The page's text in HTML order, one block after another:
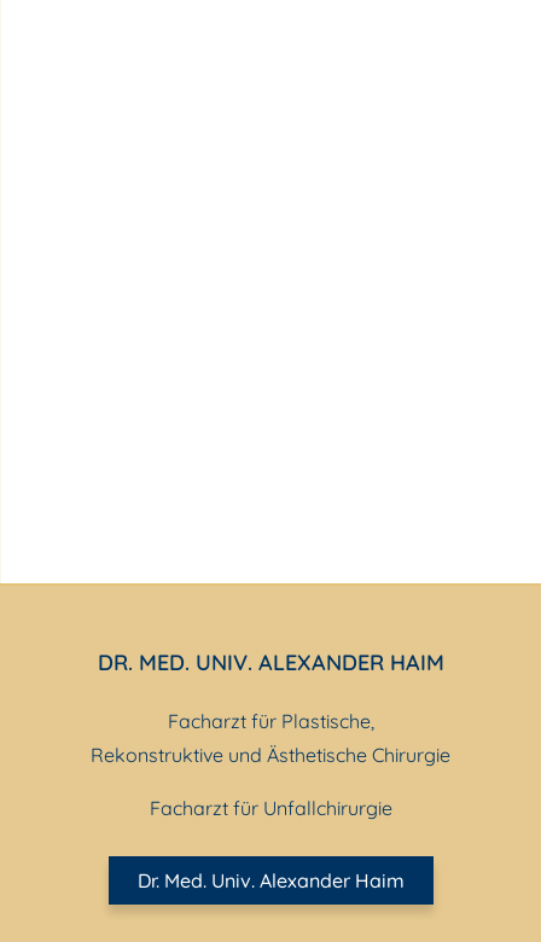
DR. MED. UNIV. ALEXANDER HAIM
Facharzt für Plastische,
Rekonstruktive und Ästhetische Chirurgie
Facharzt für Unfallchirurgie
Dr. Med. Univ. Alexander Haim